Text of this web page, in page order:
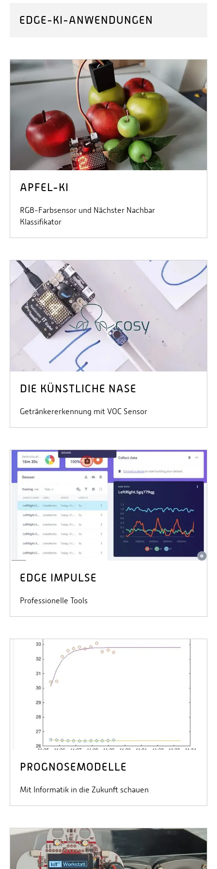
EDGE-KI-ANWENDUNGEN
APFEL-KI
RGB-Farbsensor und Nächster Nachbar
Klassifikator
DIE KÜNSTLICHE NASE
Getränkererkennung mit VOC Sensor
EDGE IMPULSE
Professionelle Tools
PROGNOSEMODELLE
Mit Informatik in die Zukunft schauen